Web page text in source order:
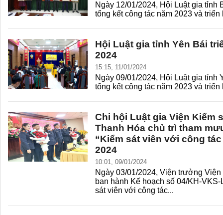
Ngày 12/01/2024, Hội Luật gia tỉnh
tổng kết công tác năm 2023 và
Hội Luật gia tỉnh Yên Bái
2024
15:15, 11/01/2024
Ngày 09/01/2024, Hội Luật gia tỉnh
tổng kết công tác năm 2023 và
Chi hội Luật gia Viện Kiểm
Thanh Hóa chủ trì tham
“Kiểm sát viên với công
2024
10:01, 09/01/2024
Ngày 03/01/2024, Viện trưởng
ban hành Kế hoạch số 04/KH-
sát viên với công tác...